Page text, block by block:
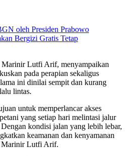
oleh Presiden Prabowo
Bergizi Gratis Tetap
Lutfi Arif, menyampaikan
pada perapian sekaligus
ini dinilai sempit dan kurang
lintas.
untuk memperlancar akses
yang setiap hari melintasi jalur
kondisi jalan yang lebih lebar,
keamanan dan kenyamanan
Marinir Lutfi Arif.